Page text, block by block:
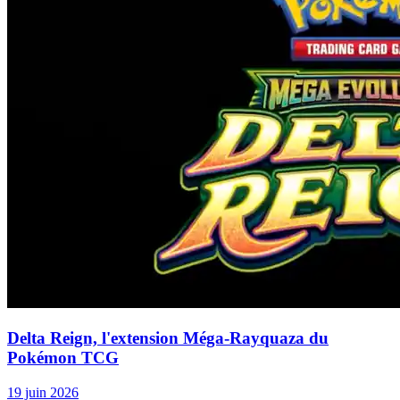
Delta Reign, l'extension Méga-Rayquaza du
Pokémon TCG
19 juin 2026